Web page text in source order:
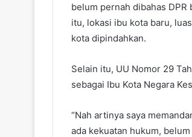
belum pernah dibahas
itu, lokasi ibu kota baru,
kota dipindahkan.
Selain itu, UU Nomor 29
sebagai Ibu Kota Negara
“Nah artinya saya
ada kekuatan hukum,